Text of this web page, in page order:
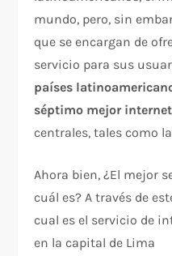
mundo, pero, sin
que se encargan de
servicio para sus
países
séptimo mejor
centrales, tales como
Ahora bien, ¿El mejor
cuál es? A través de
cual es el servicio de
en la capital de Lima